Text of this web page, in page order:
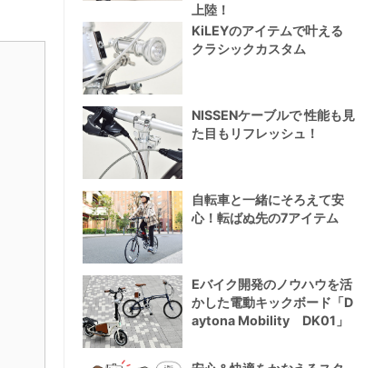
上陸！
KiLEYのアイテムで叶える
クラシックカスタム
NISSENケーブルで 性能も見
た目もリフレッシュ！
自転車と一緒にそろえて安
心！転ばぬ先の7アイテム
Eバイク開発のノウハウを活
かした電動キックボード「D
aytona Mobility DK01」